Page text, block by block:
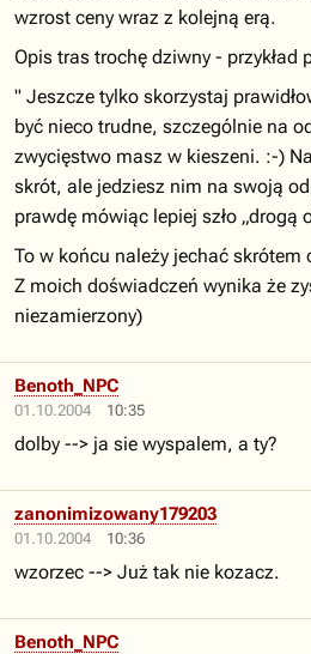
wzrost ceny wraz z kolejną erą.
Opis tras trochę dziwny - przykład
" Jeszcze tylko skorzystaj
być nieco trudne, szczególnie na
zwycięstwo masz w kieszeni. :-)
skrót, ale jedziesz nim na swoją
prawdę mówiąc lepiej szło „drogą
To w końcu należy jechać skrótem
Z moich doświadczeń wynika że
niezamierzony)
01.10.2004 10:35
Benoth_NPC
dolby --> ja sie wyspalem, a ty?
01.10.2004 10:36
zanonimizowany179203
wzorzec --> Już tak nie kozacz.
Benoth_NPC